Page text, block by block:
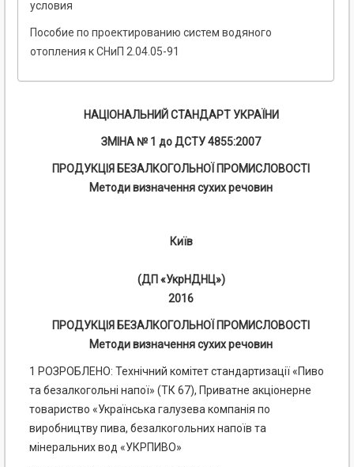
условия
Пособие по проектированию систем водяного
отопления к СНиП 2.04.05-91
НАЦІОНАЛЬНИЙ СТАНДАРТ УКРАЇНИ
ЗМІНА № 1 до ДСТУ 4855:2007
ПРОДУКЦІЯ БЕЗАЛКОГОЛЬНОЇ ПРОМИСЛОВОСТІ
Методи визначення сухих речовин
Київ
(ДП «УкрНДНЦ»)
2016
ПРОДУКЦІЯ БЕЗАЛКОГОЛЬНОЇ ПРОМИСЛОВОСТІ
Методи визначення сухих речовин
1 РОЗРОБЛЕНО: Технічний комітет стандартизації «Пиво
та безалкогольні напої» (ТК 67), Приватне акціонерне
товариство «Українська галузева компанія по
виробництву пива, безалкогольних напоїв та
мінеральних вод «УКРПИВО»